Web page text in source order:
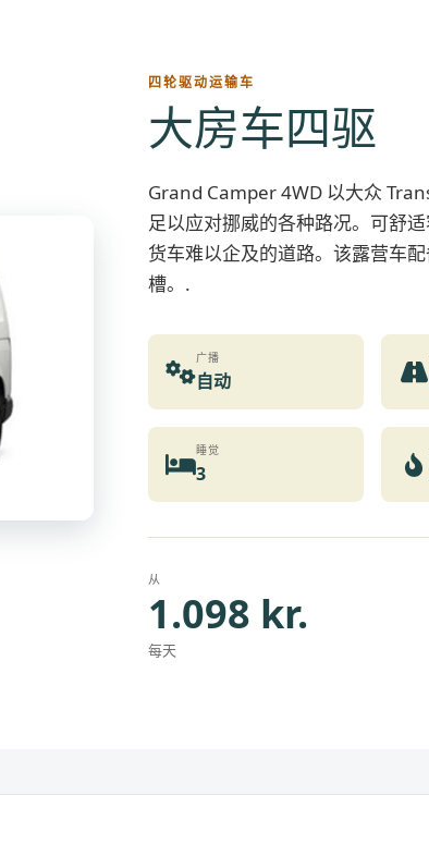
四轮驱动运输车
大房车四驱
Grand Camper 4WD 以大众
足以应对挪威的各种路况。可舒
货车难以企及的道路。该露营车
槽。.
广播
自动
睡觉
3
从
1.098 kr.
每天